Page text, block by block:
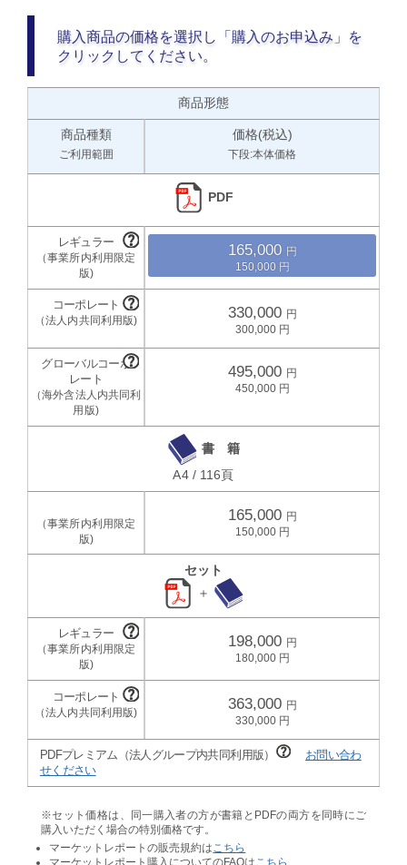
購入商品の価格を選択し「購入のお申込み」を
クリックしてください。
商品形態
商品種類
ご利用範囲
価格(税込)
下段:本体価格
PDF
165,000
150,000
330,000
300,000
495,000
450,000
書 籍
A4 / 116頁
165,000
150,000
セット
＋
198,000
180,000
363,000
330,000
PDFプレミアム（法人グループ内共同利用版）
お問い合わ
せください
※セット価格は、同一購入者の方が書籍とPDFの両方を同時にご
購入いただく場合の特別価格です。
マーケットレポートの販売規約は こちら
マーケットレポート購入についてのFAQは こちら